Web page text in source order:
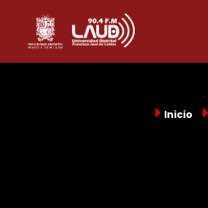
contenido
principal
Inicio